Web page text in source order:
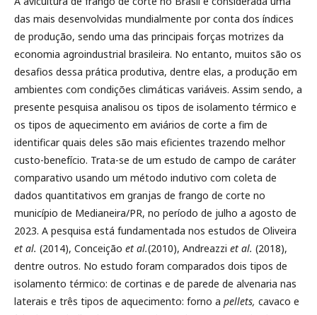
das mais desenvolvidas mundialmente por conta dos índices
de produção, sendo uma das principais forças motrizes da
economia agroindustrial brasileira. No entanto, muitos são os
desafios dessa prática produtiva, dentre elas, a produção em
ambientes com condições climáticas variáveis. Assim sendo, a
presente pesquisa analisou os tipos de isolamento térmico e
os tipos de aquecimento em aviários de corte a fim de
identificar quais deles são mais eficientes trazendo melhor
custo-benefício. Trata-se de um estudo de campo de caráter
comparativo usando um método indutivo com coleta de
dados quantitativos em granjas de frango de corte no
município de Medianeira/PR, no período de julho a agosto de
2023. A pesquisa está fundamentada nos estudos de Oliveira
et al. (2014), Conceição et al.(2010), Andreazzi et al. (2018),
dentre outros. No estudo foram comparados dois tipos de
isolamento térmico: de cortinas e de parede de alvenaria nas
laterais e três tipos de aquecimento: forno a pellets, cavaco e